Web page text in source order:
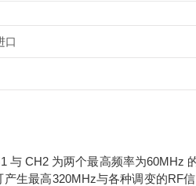
口
与 CH2 为两个最高频率为60MHz
生最高320MHz与各种调变的RF